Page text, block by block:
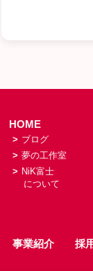
HOME
> ブログ
> 夢の工作室
> NiK富士
について
事業紹介 採